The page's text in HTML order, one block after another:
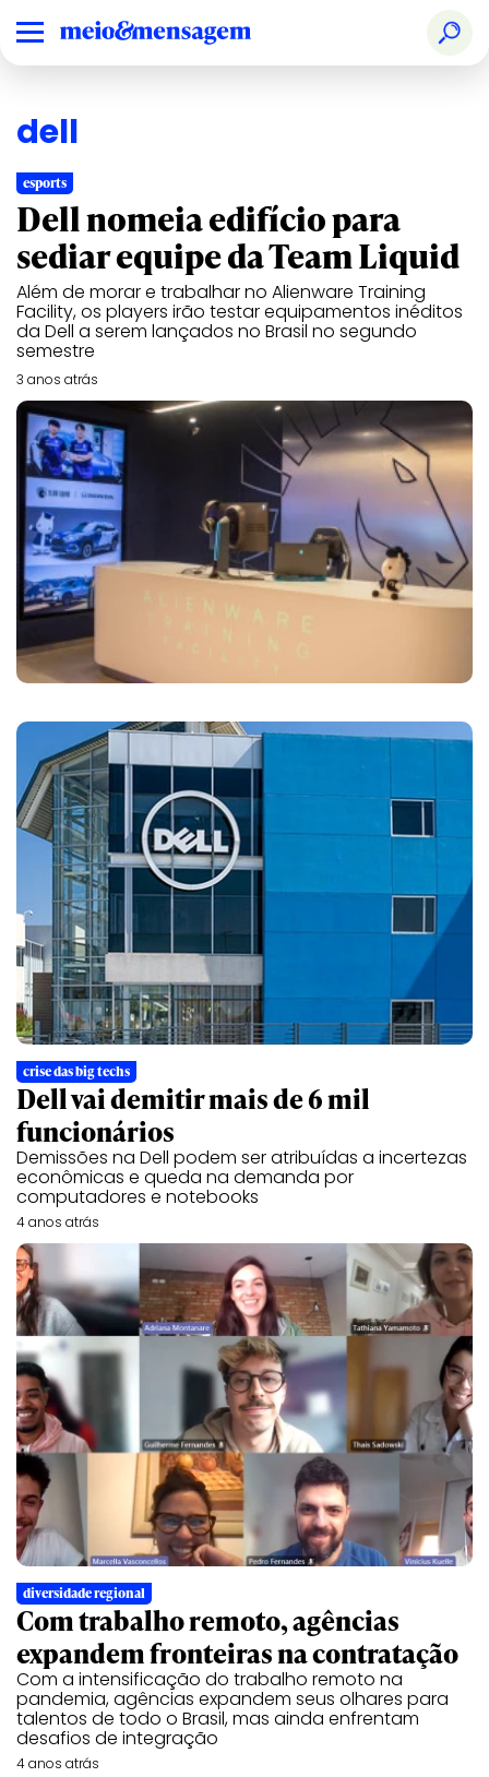
dell
esports
Dell nomeia edifício para
sediar equipe da Team Liquid
Além de morar e trabalhar no Alienware Training
Facility, os players irão testar equipamentos inéditos
da Dell a serem lançados no Brasil no segundo
semestre
3 anos atrás
crise das big techs
Dell vai demitir mais de 6 mil
funcionários
Demissões na Dell podem ser atribuídas a incertezas
econômicas e queda na demanda por
computadores e notebooks
4 anos atrás
diversidade regional
Com trabalho remoto, agências
expandem fronteiras na contratação
Com a intensificação do trabalho remoto na
pandemia, agências expandem seus olhares para
talentos de todo o Brasil, mas ainda enfrentam
desafios de integração
4 anos atrás